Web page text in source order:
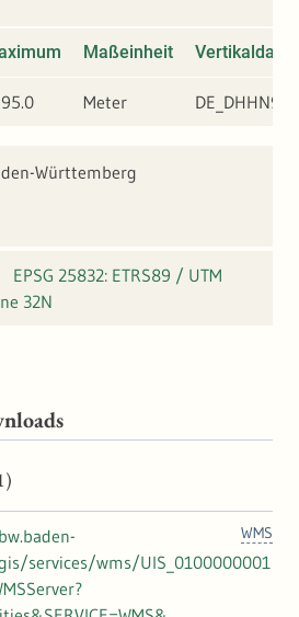
Maßeinheit
Meter
Württemberg
EPSG 25832: ETRS89 / UTM
32N
WMS
services/wms/UIS_0100000001